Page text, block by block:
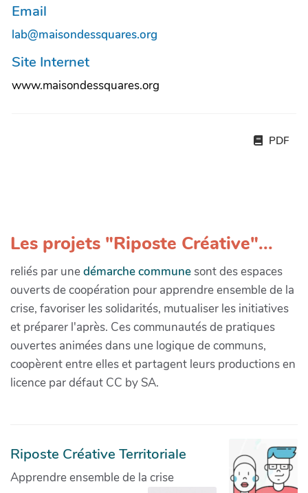
Email
lab@maisondessquares.org
Site Internet
www.maisondessquares.org
PDF